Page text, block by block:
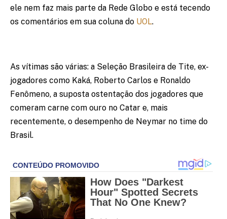
ele nem faz mais parte da Rede Globo e está tecendo
os comentários em sua coluna do UOL.
As vítimas são várias: a Seleção Brasileira de Tite, ex-
jogadores como Kaká, Roberto Carlos e Ronaldo
Fenômeno, a suposta ostentação dos jogadores que
comeram carne com ouro no Catar e, mais
recentemente, o desempenho de Neymar no time do
Brasil.